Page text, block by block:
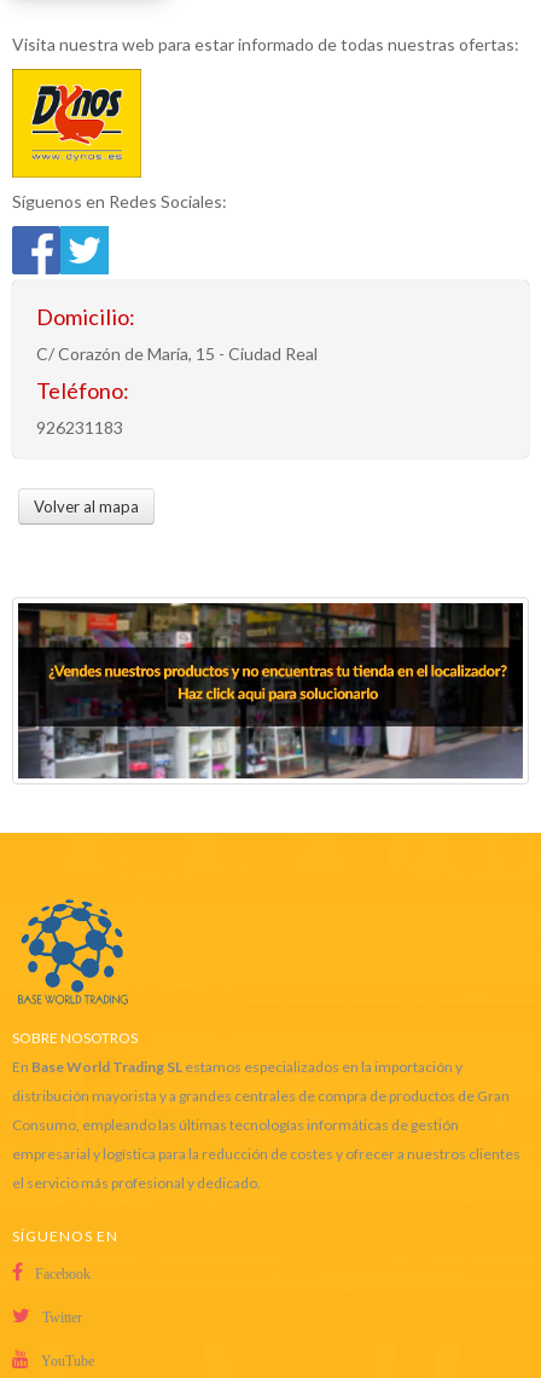
Visita nuestra web para estar informado de todas nuestras ofertas:
Síguenos en Redes Sociales:
Domicilio:
C/ Corazón de María, 15 - Ciudad Real
Teléfono:
926231183
Volver al mapa
SOBRE NOSOTROS
En Base World Trading SL estamos especializados en la importación y
distribución mayorista y a grandes centrales de compra de productos de Gran
Consumo, empleando las últimas tecnologías informáticas de gestión
empresarial y logística para la reducción de costes y ofrecer a nuestros clientes
el servicio más profesional y dedicado.
SÍGUENOS EN
Facebook
Twitter
YouTube